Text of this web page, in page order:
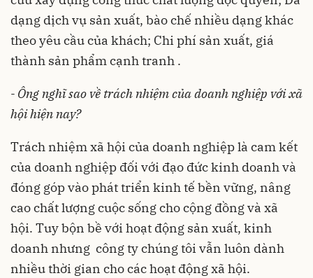
dạng dịch vụ sản xuất, bào chế nhiều dạng khác
theo yêu cầu của khách; Chi phí sản xuất, giá
thành sản phẩm cạnh tranh .
- Ông nghĩ sao về trách nhiệm của doanh nghiệp với xã
hội hiện nay?
Trách nhiệm xã hội của doanh nghiệp là cam kết
của doanh nghiệp đối với đạo đức kinh doanh và
đóng góp vào phát triển kinh tế bền vững, nâng
cao chất lượng cuộc sống cho cộng đồng và xã
hội. Tuy bộn bề với hoạt động sản xuất, kinh
doanh nhưng công ty chúng tôi vẫn luôn dành
nhiều thời gian cho các hoạt động xã hội.